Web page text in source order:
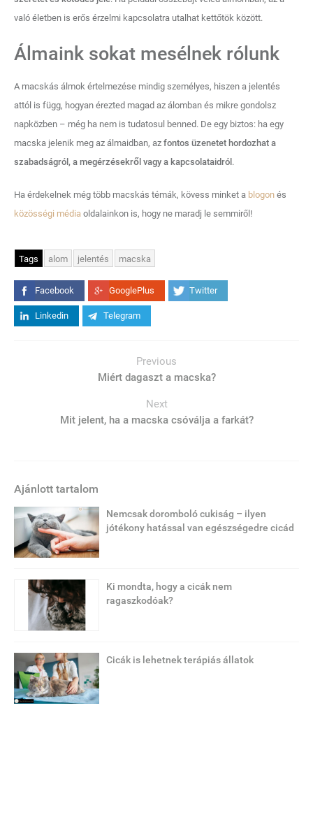
való életben is erős érzelmi kapcsolatra utalhat kettőtök között.
Álmaink sokat mesélnek rólunk
A macskás álmok értelmezése mindig személyes, hiszen a jelentés
attól is függ, hogyan érezted magad az álomban és mikre gondolsz
napközben – még ha nem is tudatosul benned. De egy biztos: ha egy
macska jelenik meg az álmaidban, az fontos üzenetet hordozhat a
szabadságról, a megérzésekről vagy a kapcsolataidról.
Ha érdekelnek még több macskás témák, kövess minket a blogon és
közösségi média oldalainkon is, hogy ne maradj le semmiről!
Tags alom jelentés macska
Facebook GooglePlus Twitter
Linkedin Telegram
Previous
Miért dagaszt a macska?
Next
Mit jelent, ha a macska csóválja a farkát?
Ajánlott tartalom
Nemcsak doromboló cukiság – ilyen
jótékony hatással van egészségedre cicád
Ki mondta, hogy a cicák nem
ragaszkodóak?
Cicák is lehetnek terápiás állatok